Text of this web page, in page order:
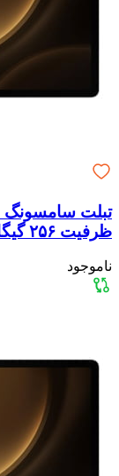
ظرفیت ۲۵۶ گیگابایت و رم ۱۲ گیگابایت مدل 5G
ناموجود